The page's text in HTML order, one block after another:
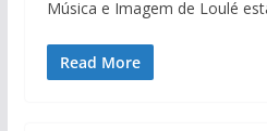
Música e Imagem de Loulé
Read More